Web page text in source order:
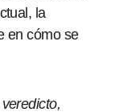
la
en cómo se